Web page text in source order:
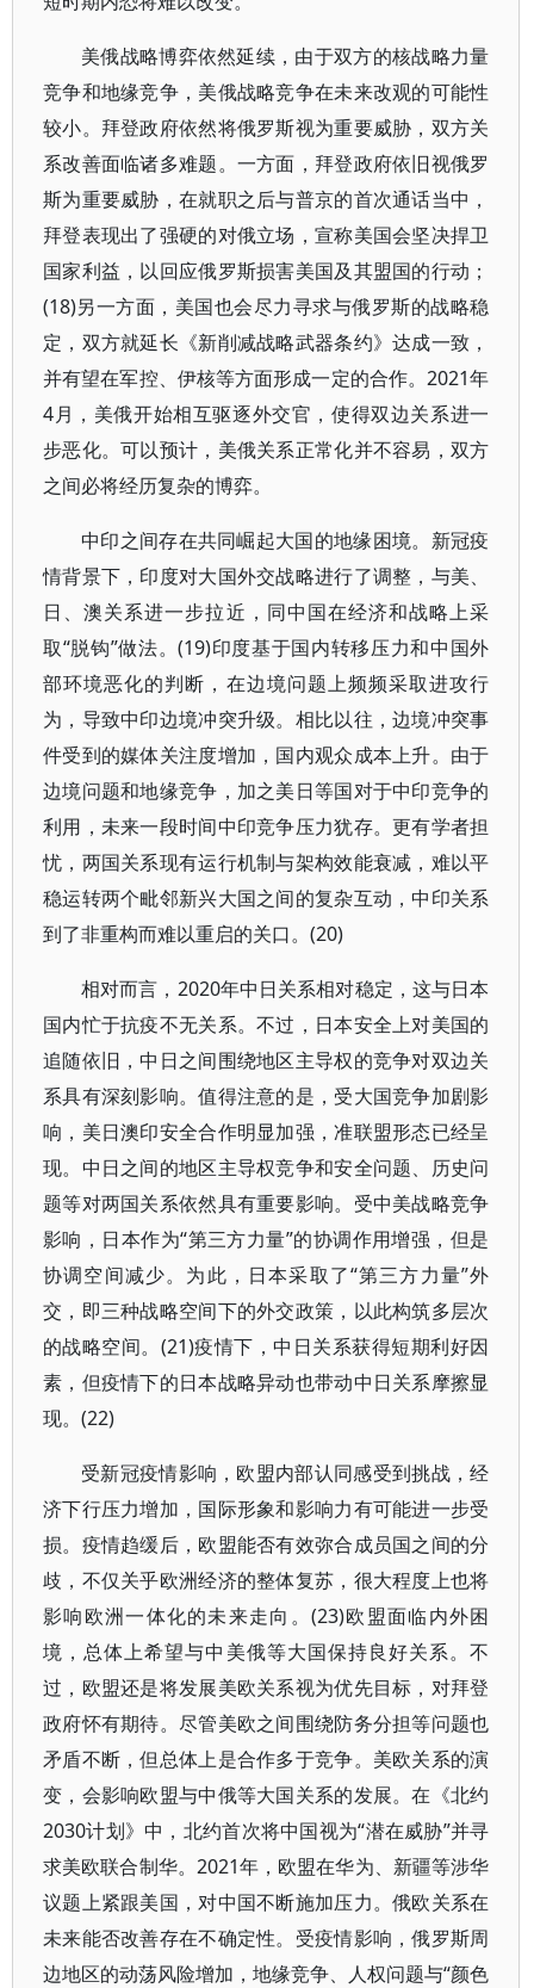
美俄战略博弈依然延续，由于双方的核战略力量
竞争和地缘竞争，美俄战略竞争在未来改观的可能性
较小。拜登政府依然将俄罗斯视为重要威胁，双方关
系改善面临诸多难题。一方面，拜登政府依旧视俄罗
斯为重要威胁，在就职之后与普京的首次通话当中，
拜登表现出了强硬的对俄立场，宣称美国会坚决捍卫
国家利益，以回应俄罗斯损害美国及其盟国的行动；
(18)另一方面，美国也会尽力寻求与俄罗斯的战略稳
定，双方就延长《新削减战略武器条约》达成一致，
并有望在军控、伊核等方面形成一定的合作。2021年
4月，美俄开始相互驱逐外交官，使得双边关系进一
步恶化。可以预计，美俄关系正常化并不容易，双方
之间必将经历复杂的博弈。
中印之间存在共同崛起大国的地缘困境。新冠疫
情背景下，印度对大国外交战略进行了调整，与美、
日、澳关系进一步拉近，同中国在经济和战略上采
取“脱钩”做法。(19)印度基于国内转移压力和中国外
部环境恶化的判断，在边境问题上频频采取进攻行
为，导致中印边境冲突升级。相比以往，边境冲突事
件受到的媒体关注度增加，国内观众成本上升。由于
边境问题和地缘竞争，加之美日等国对于中印竞争的
利用，未来一段时间中印竞争压力犹存。更有学者担
忧，两国关系现有运行机制与架构效能衰减，难以平
稳运转两个毗邻新兴大国之间的复杂互动，中印关系
到了非重构而难以重启的关口。(20)
相对而言，2020年中日关系相对稳定，这与日本
国内忙于抗疫不无关系。不过，日本安全上对美国的
追随依旧，中日之间围绕地区主导权的竞争对双边关
系具有深刻影响。值得注意的是，受大国竞争加剧影
响，美日澳印安全合作明显加强，准联盟形态已经呈
现。中日之间的地区主导权竞争和安全问题、历史问
题等对两国关系依然具有重要影响。受中美战略竞争
影响，日本作为“第三方力量”的协调作用增强，但是
协调空间减少。为此，日本采取了“第三方力量”外
交，即三种战略空间下的外交政策，以此构筑多层次
的战略空间。(21)疫情下，中日关系获得短期利好因
素，但疫情下的日本战略异动也带动中日关系摩擦显
现。(22)
受新冠疫情影响，欧盟内部认同感受到挑战，经
济下行压力增加，国际形象和影响力有可能进一步受
损。疫情趋缓后，欧盟能否有效弥合成员国之间的分
歧，不仅关乎欧洲经济的整体复苏，很大程度上也将
影响欧洲一体化的未来走向。(23)欧盟面临内外困
境，总体上希望与中美俄等大国保持良好关系。不
过，欧盟还是将发展美欧关系视为优先目标，对拜登
政府怀有期待。尽管美欧之间围绕防务分担等问题也
矛盾不断，但总体上是合作多于竞争。美欧关系的演
变，会影响欧盟与中俄等大国关系的发展。在《北约
2030计划》中，北约首次将中国视为“潜在威胁”并寻
求美欧联合制华。2021年，欧盟在华为、新疆等涉华
议题上紧跟美国，对中国不断施加压力。俄欧关系在
未来能否改善存在不确定性。受疫情影响，俄罗斯周
边地区的动荡风险增加，地缘竞争、人权问题与“颜色